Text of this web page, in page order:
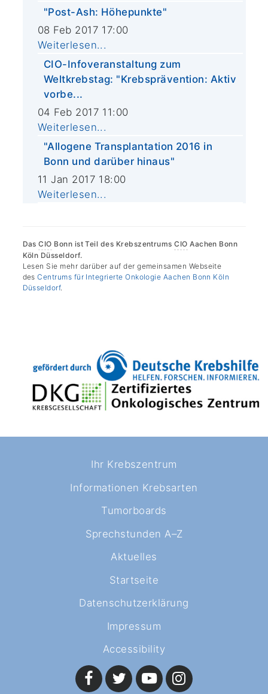
"Post-Ash: Höhepunkte"
08 Feb 2017 17:00
Weiterlesen...
CIO-Infoveranstaltung zum
Weltkrebstag: "Krebsprävention: Aktiv
vorbe...
04 Feb 2017 11:00
Weiterlesen...
"Allogene Transplantation 2016 in
Bonn und darüber hinaus"
11 Jan 2017 18:00
Weiterlesen...
DasCIO Bonn ist Teil des KrebszentrumsCIO Aachen Bonn
Köln Düsseldorf.
Lesen Sie mehr darüber auf der gemeinsamen Webseite
desCentrums für Integrierte Onkologie Aachen Bonn Köln
Düsseldorf.
Ihr Krebszentrum
Informationen Krebsarten
Tumorboards
Sprechstunden A–Z
Aktuelles
Startseite
Datenschutzerklärung
Impressum
Accessibility